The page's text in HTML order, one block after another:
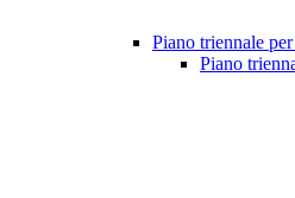
Piano triennale
Piano